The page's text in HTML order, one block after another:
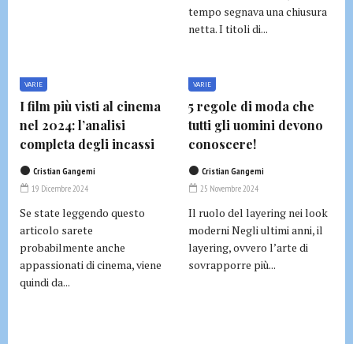
tempo segnava una chiusura
netta. I titoli di...
VARIE
I film più visti al cinema
nel 2024: l’analisi
completa degli incassi
Cristian Gangemi
19 Dicembre 2024
Se state leggendo questo
articolo sarete
probabilmente anche
appassionati di cinema, viene
quindi da...
VARIE
5 regole di moda che
tutti gli uomini devono
conoscere!
Cristian Gangemi
25 Novembre 2024
Il ruolo del layering nei look
moderni Negli ultimi anni, il
layering, ovvero l’arte di
sovrapporre più...